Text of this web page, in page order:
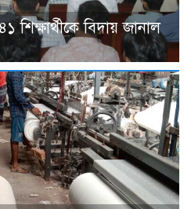
শিক্ষার্থীকে বিদায় জানাল